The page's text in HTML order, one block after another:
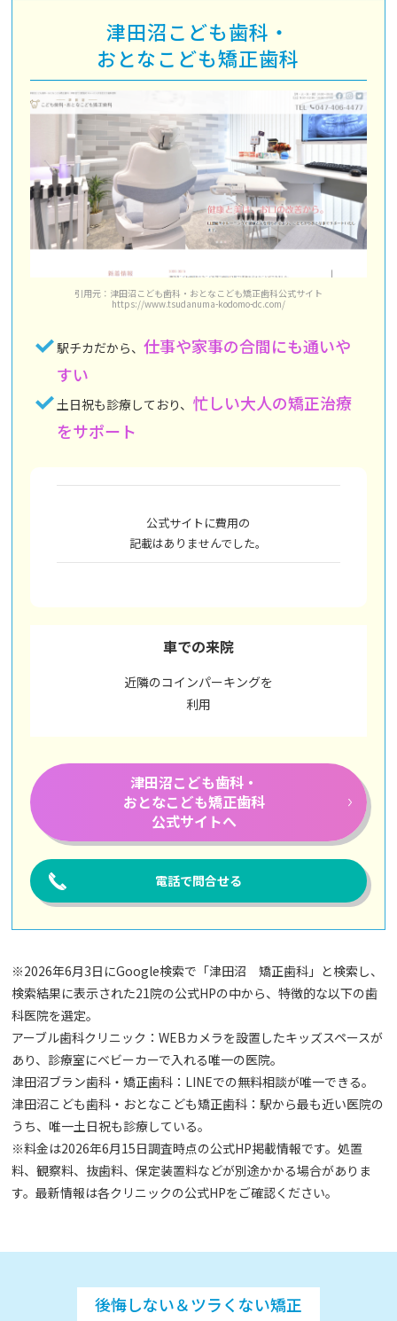
津田沼こども歯科・
おとなこども矯正歯科
引用元：津田沼こども歯科・おとなこども矯正歯科公式サイト
https://www.tsudanuma-kodomo-dc.com/
駅チカだから、仕事や家事の合間にも通いや
すい
土日祝も診療しており、 忙しい大人の矯正治療
をサポート
公式サイトに費用の
記載はありませんでした。
車での来院
近隣のコインパーキングを
利用
津田沼こども歯科・
おとなこども矯正歯科
公式サイトへ
電話で問合せる
※2026年6月3日にGoogle検索で「津田沼 矯正歯科」と検索し、
検索結果に表示された21院の公式HPの中から、特徴的な以下の歯
科医院を選定。
アーブル歯科クリニック：WEBカメラを設置したキッズスペースが
あり、診療室にベビーカーで入れる唯一の医院。
津田沼ブラン歯科・矯正歯科：LINEでの無料相談が唯一できる。
津田沼こども歯科・おとなこども矯正歯科：駅から最も近い医院の
うち、唯一土日祝も診療している。
※料金は2026年6月15日調査時点の公式HP掲載情報です。処置
料、観察料、抜歯料、保定装置料などが別途かかる場合がありま
す。最新情報は各クリニックの公式HPをご確認ください。
後悔しない＆ツラくない矯正